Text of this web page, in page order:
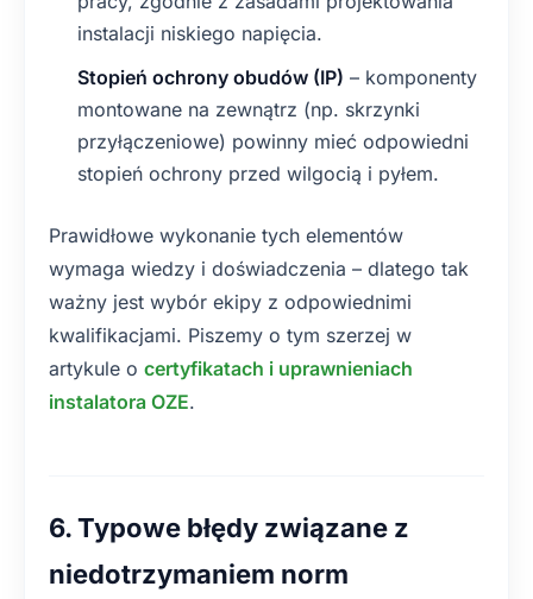
instalacji niskiego napięcia.
Stopień ochrony obudów (IP) – komponenty
montowane na zewnątrz (np. skrzynki
przyłączeniowe) powinny mieć odpowiedni
stopień ochrony przed wilgocią i pyłem.
Prawidłowe wykonanie tych elementów
wymaga wiedzy i doświadczenia – dlatego tak
ważny jest wybór ekipy z odpowiednimi
kwalifikacjami. Piszemy o tym szerzej w
artykule o certyfikatach i uprawnieniach
instalatora OZE.
6. Typowe błędy związane z
niedotrzymaniem norm